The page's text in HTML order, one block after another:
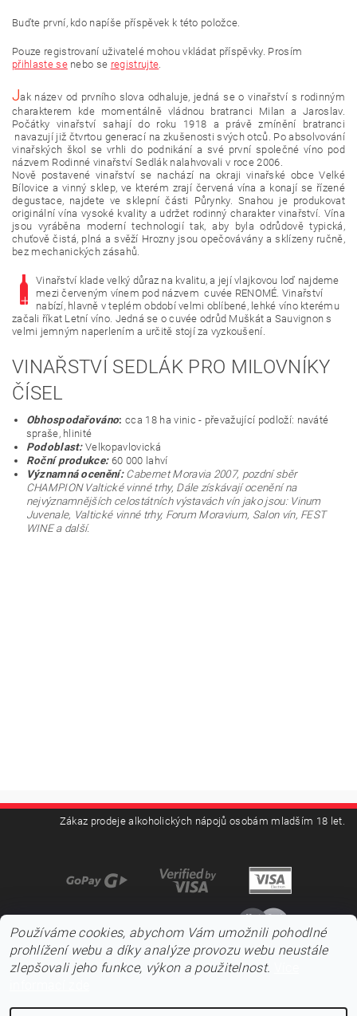
Buďte první, kdo napíše příspěvek k této položce.
Pouze registrovaní uživatelé mohou vkládat příspěvky. Prosím
přihlaste senebo se registrujte.
Jak název od prvního slova odhaluje, jedná se o vinařství s rodinným
charakterem kde momentálně vládnou bratranci Milan a Jaroslav.
Počátky vinařství sahají do roku 1918 a právě zmínění bratranci
navazují již čtvrtou generací na zkušenosti svých otců. Po absolvování
vinařských škol se vrhli do podnikání a své první společné víno pod
názvem Rodinné vinařství Sedlák nalahvovali v roce 2006.
Nově postavené vinařství se nachází na okraji vinařské obce Velké
Bílovice a vinný sklep, ve kterém zrají červená vína a konají se řízené
degustace, najdete ve sklepní části Půrynky. Snahou je produkovat
originální vína vysoké kvality a udržet rodinný charakter vinařství. Vína
jsou vyráběna moderní technologií tak, aby byla odrůdově typická,
chuťově čistá, plná a svěží Hrozny jsou opečovávány a sklízeny ručně,
bez mechanických zásahů.
Vinařství klade velký důraz na kvalitu, a její vlajkovou loď najdeme
mezi červeným vínem pod názvem cuvée RENOMÉ. Vinařství
nabízí, hlavně v teplém období velmi oblíbené, lehké víno kterému
začali říkat Letní víno. Jedná se o cuvée odrůd Muškát a Sauvignon s
velmi jemným naperlením a určitě stojí za vyzkoušení.
VINAŘSTVÍ SEDLÁK PRO MILOVNÍKY
ČÍSEL
Obhospodařováno:cca 18 ha vinic - převažující podloží: naváté
spraše, hlinité
Podoblast:Velkopavlovická
Roční produkce:60 000 lahví
Významná ocenění: Cabernet Moravia 2007, pozdní sběr
CHAMPION Valtické vinné trhy, Dále získávají ocenění na
nejvýznamnějších celostátních výstavách vín jako jsou: Vinum
Juvenale, Valtické vinné trhy, Forum Moravium, Salon vín, FEST
WINE a další.
Zákaz prodeje alkoholických nápojů osobám mladším 18 let.
Používáme cookies, abychom Vám umožnili pohodlné
prohlížení webu a díky analýze provozu webu neustále
zlepšovali jeho funkce, výkon a použitelnost.